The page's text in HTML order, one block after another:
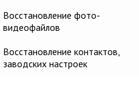
Восстановление фото-
видеофайлов
Восстановление контактов,
заводских настроек